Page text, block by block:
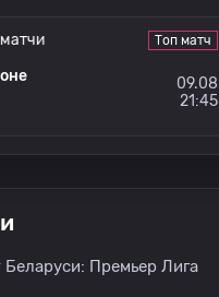
Топ матч
09.08
21:45
Премьер Лига